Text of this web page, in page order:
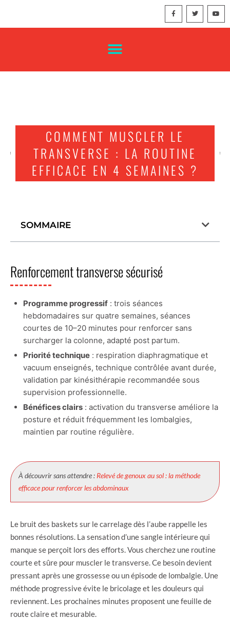
COMMENT MUSCLER LE
TRANSVERSE : LA ROUTINE
EFFICACE EN 4 SEMAINES ?
SOMMAIRE
Renforcement transverse sécurisé
Programme progressif : trois séances
hebdomadaires sur quatre semaines, séances
courtes de 10–20 minutes pour renforcer sans
surcharger la colonne, adapté post partum.
Priorité technique : respiration diaphragmatique et
vacuum enseignés, technique contrôlée avant durée,
validation par kinésithérapie recommandée sous
supervision professionnelle.
Bénéfices clairs : activation du transverse améliore la
posture et réduit fréquemment les lombalgies,
maintien par routine régulière.
À découvrir sans attendre : Relevé de genoux au sol : la méthode
efficace pour renforcer les abdominaux
Le bruit des baskets sur le carrelage dès l’aube rappelle les
bonnes résolutions. La sensation d’une sangle intérieure qui
manque se perçoit lors des efforts. Vous cherchez une routine
courte et sûre pour muscler le transverse. Ce besoin devient
pressant après une grossesse ou un épisode de lombalgie. Une
méthode progressive évite le bricolage et les douleurs qui
reviennent. Les prochaines minutes proposent une feuille de
route claire et mesurable.